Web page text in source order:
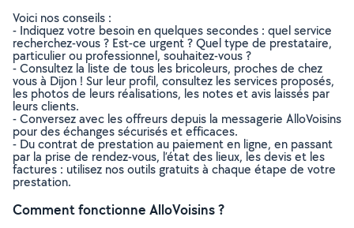
Voici nos conseils :
- Indiquez votre besoin en quelques secondes : quel service
recherchez-vous ? Est-ce urgent ? Quel type de prestataire,
particulier ou professionnel, souhaitez-vous ?
- Consultez la liste de tous les bricoleurs, proches de chez
vous à Dijon ! Sur leur profil, consultez les services proposés,
les photos de leurs réalisations, les notes et avis laissés par
leurs clients.
- Conversez avec les offreurs depuis la messagerie AlloVoisins
pour des échanges sécurisés et efficaces.
- Du contrat de prestation au paiement en ligne, en passant
par la prise de rendez-vous, l’état des lieux, les devis et les
factures : utilisez nos outils gratuits à chaque étape de votre
prestation.
Comment fonctionne AlloVoisins ?